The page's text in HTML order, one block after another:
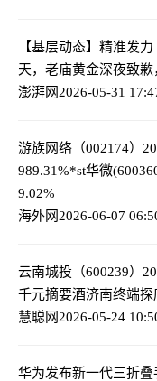
【基层动态】精准发
天，老庙黄金深夜致歉
澎湃网2026-05-31
游族网络（002174）
989.31%*st华微
9.02%
海外网2026-06-07
云南城投（600239）
千元摘要酒济南终端
慧聪网2026-05-24
华为发布新一代三折叠